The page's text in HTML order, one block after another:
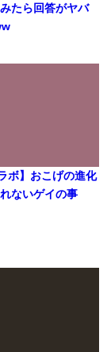
たら回答がヤバ
ボ】おこげの進化
ないゲイの事